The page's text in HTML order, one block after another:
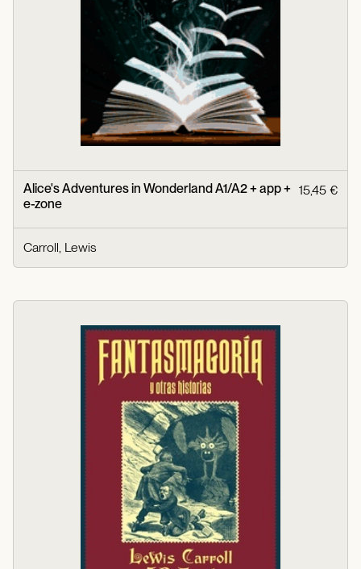
Alice's Adventures in Wonderland A1/A2 + app +
e-zone
15,45 €
Carroll, Lewis